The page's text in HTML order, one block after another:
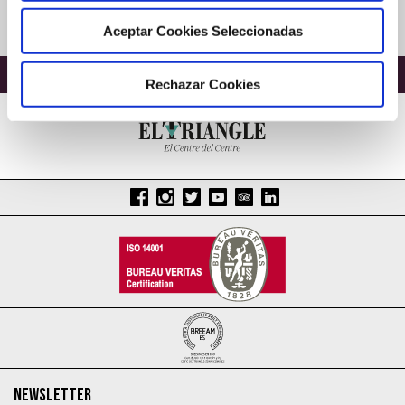
Aceptar Cookies Seleccionadas
Rechazar Cookies
BACK TO EVENTS
NEWSLETTER